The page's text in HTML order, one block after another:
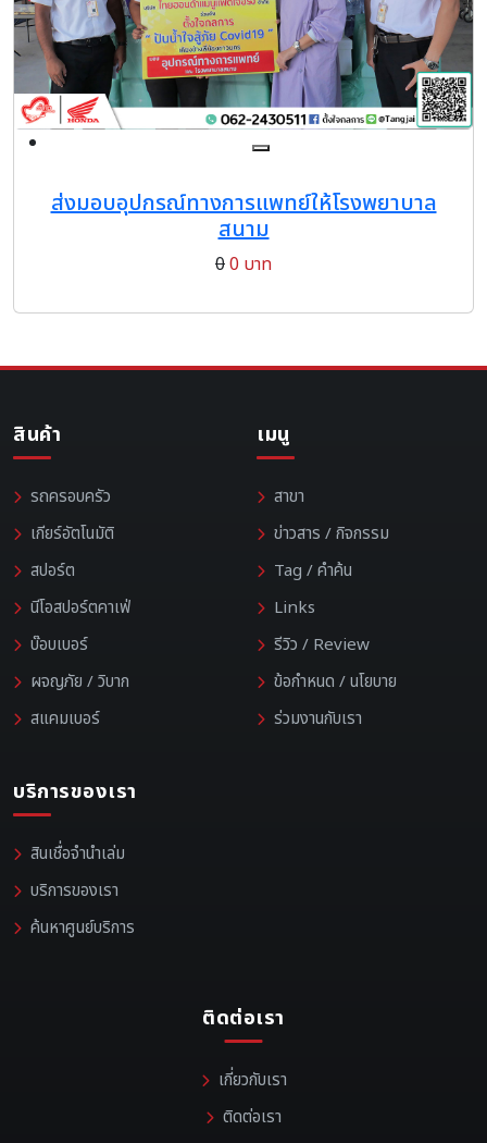
ส่งมอบอุปกรณ์ทางการแพทย์ให้โรงพยาบาล
สนาม
00 บาท
สินค้า
รถครอบครัว
เกียร์อัตโนมัติ
สปอร์ต
นีโอสปอร์ตคาเฟ่
บ๊อบเบอร์
ผจญภัย / วิบาก
สแคมเบอร์
เมนู
สาขา
ข่าวสาร / กิจกรรม
Tag / คำค้น
Links
รีวิว / Review
ข้อกำหนด / นโยบาย
ร่วมงานกับเรา
บริการของเรา
สินเชื่อจำนำเล่ม
บริการของเรา
ค้นหาศูนย์บริการ
ติดต่อเรา
เกี่ยวกับเรา
ติดต่อเรา